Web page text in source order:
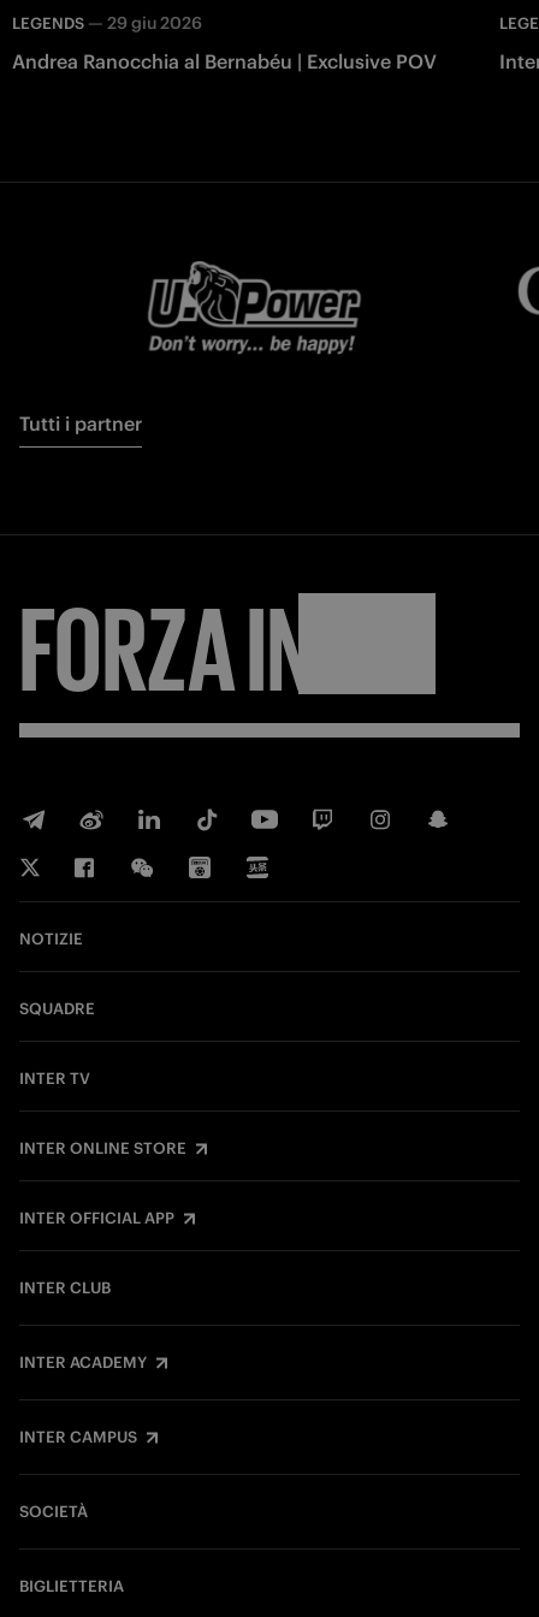
LEGENDS — 29 giu 2026
Andrea Ranocchia al Bernabéu | Exclusive POV
Tutti i partner
FORZAINTER
NOTIZIE
SQUADRE
INTER TV
INTER ONLINE STORE
INTER OFFICIAL APP
INTER CLUB
INTER ACADEMY
INTER CAMPUS
SOCIETÀ
BIGLIETTERIA